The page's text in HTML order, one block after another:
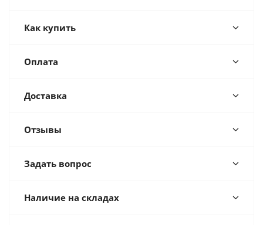
Как купить
Оплата
Доставка
Отзывы
Задать вопрос
Наличие на складах